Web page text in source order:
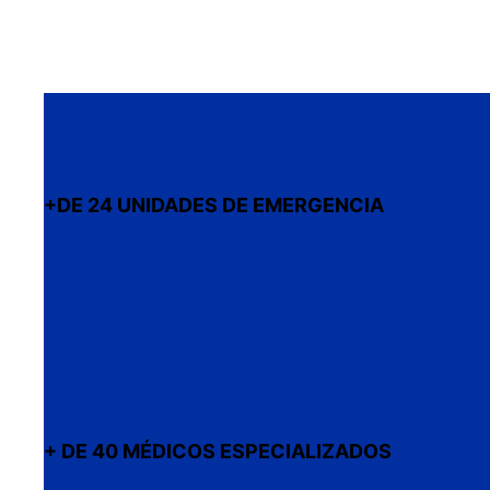
+DE 24 UNIDADES DE EMERGENCIA
+ DE 40 MÉDICOS ESPECIALIZADOS